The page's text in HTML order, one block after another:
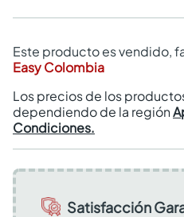
Este producto es vendido,
Easy Colombia
Los precios de los
dependiendo de la región
Condiciones.
Satisfacción